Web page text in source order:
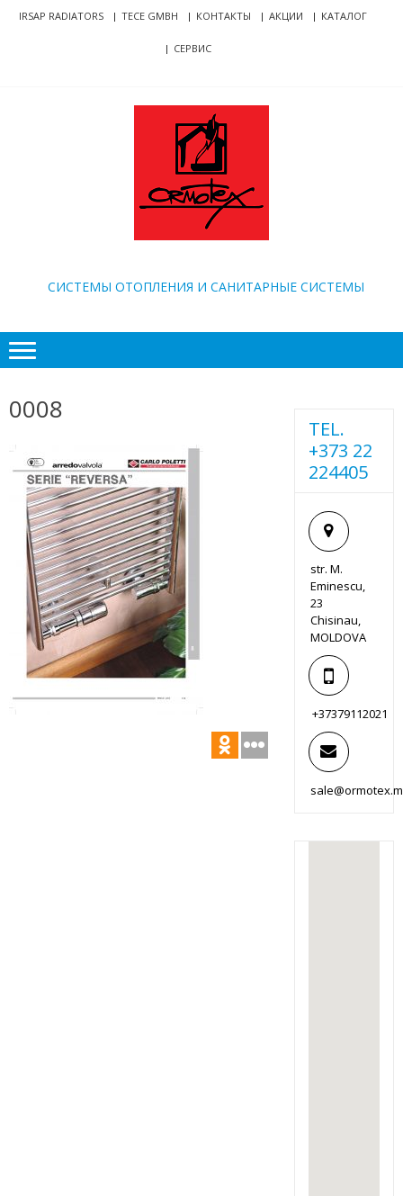
Skip
SkipIRSAP RADIATORS TECE GMBH КОНТАКТЫ АКЦИИ КАТАЛОГ
СЕРВИС
CИСТЕМЫ ОТОПЛЕНИЯ И САНИТАРНЫЕ СИСТЕМЫ
0008
TEL.
+373 22
224405
str. M.
Eminescu,
23
Chisinau,
MOLDOVA
+37379112021